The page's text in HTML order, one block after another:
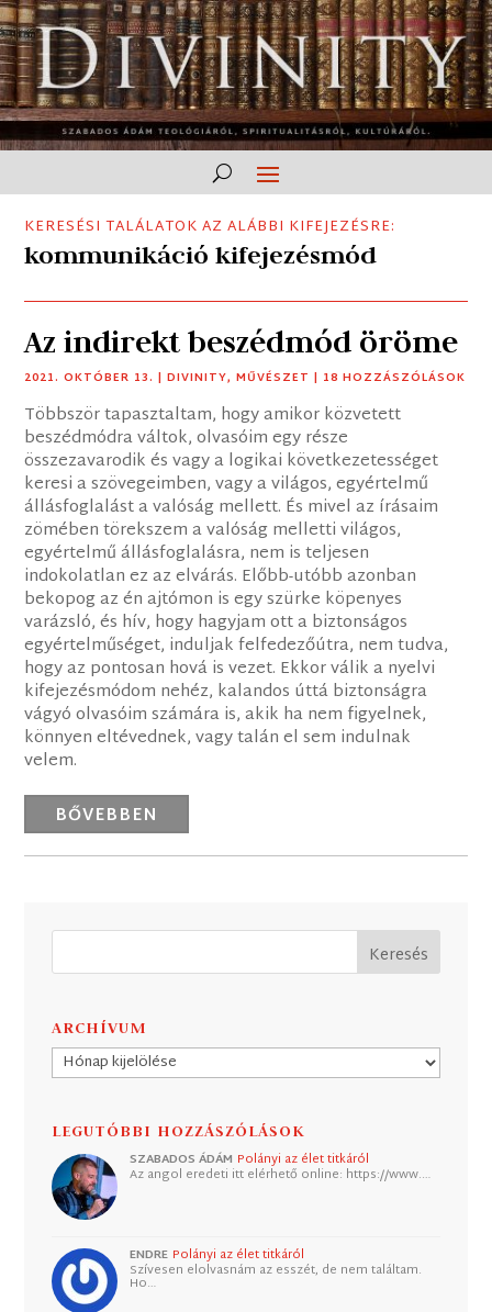
KERESÉSI TALÁLATOK AZ ALÁBBI KIFEJEZÉSRE:
kommunikáció kifejezésmód
Az indirekt beszédmód öröme
2021. OKTÓBER 13. |DIVINITY,MŰVÉSZET | 18 HOZZÁSZÓLÁSOK
Többször tapasztaltam, hogy amikor közvetett
beszédmódra váltok, olvasóim egy része
összezavarodik és vagy a logikai következetességet
keresi a szövegeimben, vagy a világos, egyértelmű
állásfoglalást a valóság mellett. És mivel az írásaim
zömében törekszem a valóság melletti világos,
egyértelmű állásfoglalásra, nem is teljesen
indokolatlan ez az elvárás. Előbb-utóbb azonban
bekopog az én ajtómon is egy szürke köpenyes
varázsló, és hív, hogy hagyjam ott a biztonságos
egyértelműséget, induljak felfedezőútra, nem tudva,
hogy az pontosan hová is vezet. Ekkor válik a nyelvi
kifejezésmódom nehéz, kalandos úttá biztonságra
vágyó olvasóim számára is, akik ha nem figyelnek,
könnyen eltévednek, vagy talán el sem indulnak
velem.
BŐVEBBEN
ARCHÍVUM
Archívum
LEGUTÓBBI HOZZÁSZÓLÁSOK
SZABADOS ÁDÁM Polányi az élet titkáról
Az angol eredeti itt elérhető online: https://www.…
ENDRE Polányi az élet titkáról
Szívesen elolvasnám az esszét, de nem találtam.
Ho…